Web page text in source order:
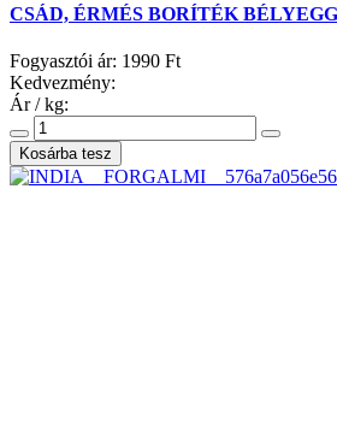
CSÁD, ÉRMÉS BORÍTÉK
Fogyasztói ár: 1990 Ft
Kedvezmény:
Ár / kg: